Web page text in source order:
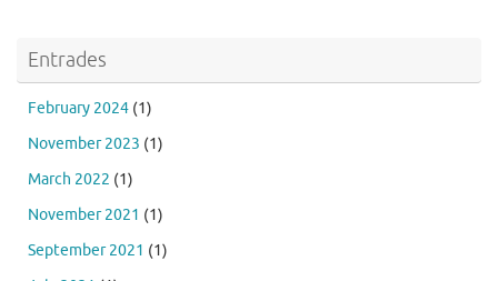
Entrades
February 2024 (1)
November 2023 (1)
March 2022 (1)
November 2021 (1)
September 2021 (1)